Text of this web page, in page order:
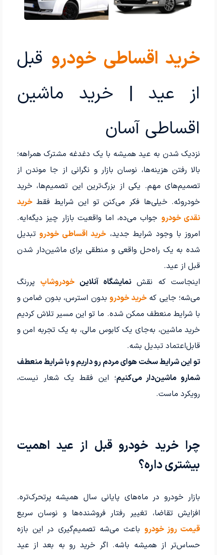
خرید اقساطی خودرو قبل
از عید | خرید ماشین
اقساطی آسان
نزدیک شدن به عید همیشه با یک دغدغه مشترک همراهه؛
بالا رفتن هزینه‌ها، نوسان بازار و نگرانی از جا موندن از
تصمیم‌های مهم. یکی از بزرگ‌ترین این تصمیم‌ها، خرید
خودروئه. خیلی‌ها فکر می‌کنن تو این شرایط فقطخرید
نقدی خودرو جواب می‌ده، اما واقعیت بازار چیز دیگه‌ایه.
امروز با وجود شرایط جدید،خرید اقساطی خودروتبدیل
شده به یک راه‌حل واقعی و منطقی برای ماشین‌دار شدن
قبل از عید.
اینجاست که نقشنمایشگاه آنلاین خودروشاپ پررنگ
می‌شه؛ جایی کهخرید خودروبدون استرس، بدون ضامن و
با شرایط منعطف ممکن شده. ما تو این مسیر تلاش کردیم
خرید ماشین، به‌جای یک کابوس مالی، به یک تجربه امن و
قابل‌اعتماد تبدیل بشه.
تو این شرایط سخت هوای مردم رو داریم و با شرایط منعطف
شمارو ماشین‌دار می‌کنیم؛ این فقط یک شعار نیست،
رویکرد ماست.
چرا خرید خودرو قبل از عید اهمیت
بیشتری داره؟
بازار خودرو در ماه‌های پایانی سال همیشه پرتحرک‌تره.
افزایش تقاضا، تغییر رفتار فروشنده‌ها و نوسان سریع
قیمت روز خودرو باعث می‌شه تصمیم‌گیری در این بازه
حساس‌تر از همیشه باشه. اگر خرید رو به بعد از عید